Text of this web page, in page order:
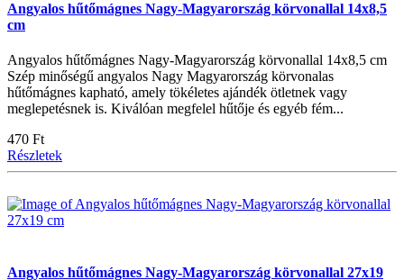
Angyalos hűtőmágnes Nagy-Magyarország körvonallal 14x8,5
cm
Angyalos hűtőmágnes Nagy-Magyarország körvonallal 14x8,5 cm
Szép minőségű angyalos Nagy Magyarország körvonalas
hűtőmágnes kapható, amely tökéletes ajándék ötletnek vagy
meglepetésnek is. Kiválóan megfelel hűtője és egyéb fém...
470 Ft
Részletek
Angyalos hűtőmágnes Nagy-Magyarország körvonallal 27x19